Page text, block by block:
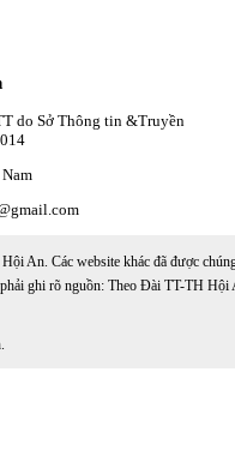
do Sở Thông tin &Truyền
An. Các website khác đã được
ghi rõ nguồn: Theo Đài TT-TH Hội